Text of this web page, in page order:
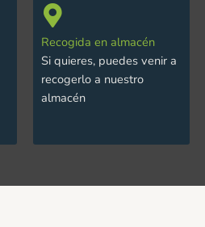
Recogida en almacén
Si quieres, puedes venir a
recogerlo a nuestro
almacén